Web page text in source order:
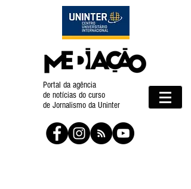
Portal da agência
de notícias do curso
de Jornalismo da Uninter